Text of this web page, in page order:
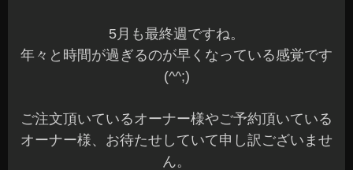
5月も最終週ですね。
年々と時間が過ぎるのが早くなっている感覚です
(^^;)
ご注文頂いているオーナー様やご予約頂いている
オーナー様、お待たせしていて申し訳ございませ
ん。